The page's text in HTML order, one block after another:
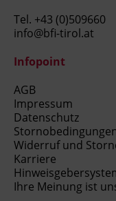
Tel. +43 (0)509660
info@bfi-tirol.at
Infopoint
AGB
Impressum
Datenschutz
Widerruf und
Karriere
Ihre Meinung ist